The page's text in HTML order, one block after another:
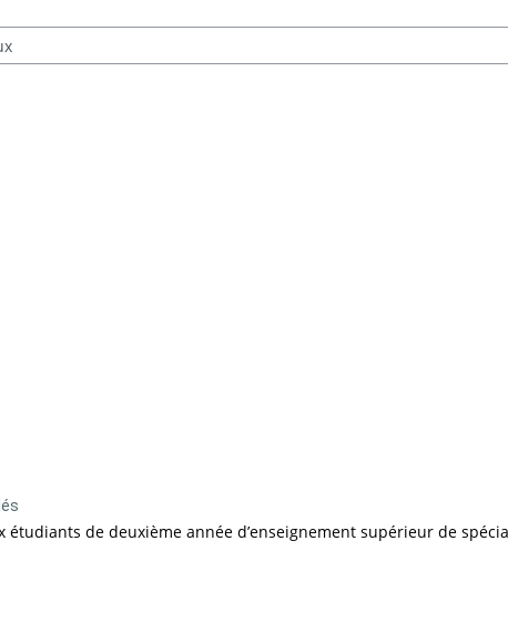
de deuxième année d’enseignement supérieur de